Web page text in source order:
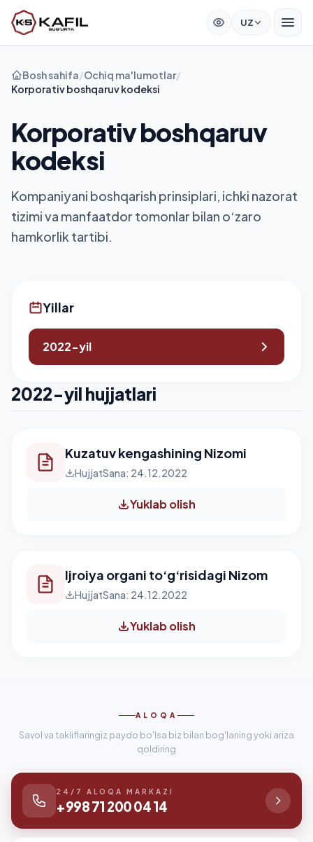
UZ
Bosh sahifa/Ochiq ma'lumotlar/
Korporativ boshqaruv kodeksi
Korporativ boshqaruv
kodeksi
Kompaniyani boshqarish prinsiplari, ichki nazorat
tizimi va manfaatdor tomonlar bilan o‘zaro
hamkorlik tartibi.
Yillar
2022-yil
2022-yil hujjatlari
Kuzatuv kengashining Nizomi
HujjatSana: 24.12.2022
Yuklab olish
Ijroiya organi to‘g‘risidagi Nizom
HujjatSana: 24.12.2022
Yuklab olish
ALOQA
Savol va takliflaringiz paydo bo'lsa biz bilan bog'laning yoki ariza
qoldiring
24/7 ALOQA MARKAZI
+998 71 200 04 14